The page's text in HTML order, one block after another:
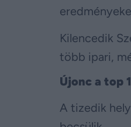
Kilencedik
több ipari,
Újonc a top
A tizedik